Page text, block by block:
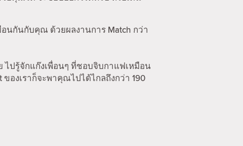
นกันกับคุณ ด้วยผลงานการ Match กว่า
ปรู้จักแก๊งเพื่อนๆ ที่ชอบจิบกาแฟเหมือน
องเราก็จะพาคุณไปได้ไกลถึงกว่า 190